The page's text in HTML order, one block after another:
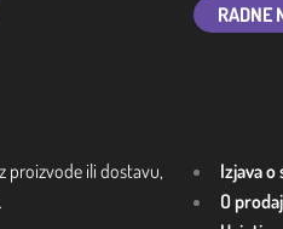
RADNE
proizvode ili dostavu,
Izjava
O